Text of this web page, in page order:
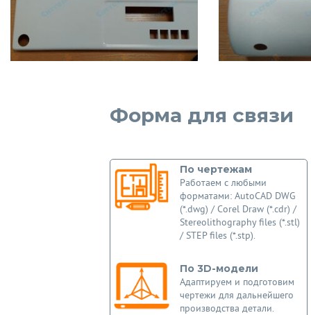
Форма для связи
По чертежам
Работаем с любыми
форматами: AutoCAD DWG
(*.dwg) / Corel Draw (*.cdr) /
Stereolithography files (*.stl)
/ STEP files (*.stp).
По 3D-модели
Адаптируем и подготовим
чертежи для дальнейшего
производства детали.